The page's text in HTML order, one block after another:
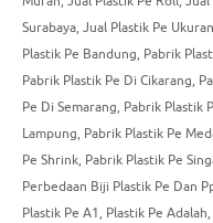
Surabaya, Jual Plastik Pe
Plastik Pe Bandung, Pabrik
Pabrik Plastik Pe Di Cikarang,
Pe Di Semarang, Pabrik Plastik
Lampung, Pabrik Plastik Pe
Pe Shrink, Pabrik Plastik Pe
Perbedaan Biji Plastik Pe Dan
Plastik Pe A1, Plastik Pe Adalah,